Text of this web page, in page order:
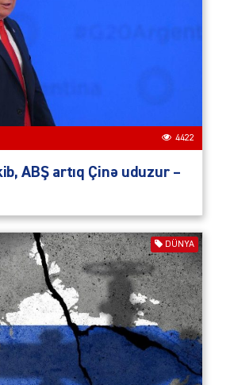
4422
ABŞ artıq Çinə uduzur –
DÜNYA